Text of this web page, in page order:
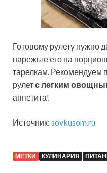
Готовому рулету нужно
нарежьте его на
тарелкам. Рекомендуем
рулетс легким
аппетита!
Источник: sovkusom.ru
МЕТКИ КУЛИНАРИЯ